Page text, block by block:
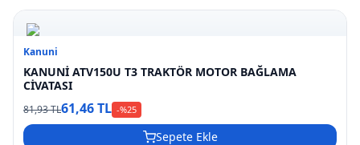
Kanuni
KANUNİ ATV150U T3 TRAKTÖR MOTOR BAĞLAMA
CİVATASI
81,93 TL61,46 TL -%25
Sepete Ekle